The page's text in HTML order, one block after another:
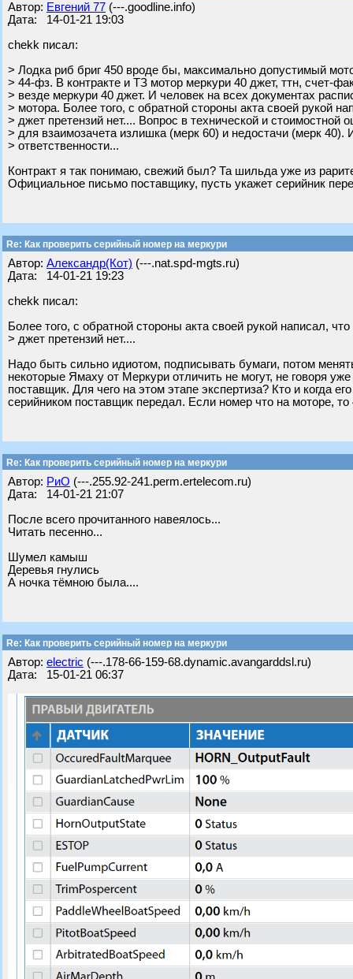
Автор: Евгений 77 (---.goodline.info)
Дата: 14-01-21 19:03
chekk писал:
> Лодка риб бриг 450 вроде бы, максимально допустимый
> 44-фз. В контракте и ТЗ мотор меркури 40 джет, ттн, счет-
> везде меркури 40 джет. И человек на всех документах
> мотора. Более того, с обратной стороны акта своей рукой
> джет претензий нет.... Вопрос в технической и стоимостной
> для взаимозачета излишка (мерк 60) и недостачи (мерк 40).
> ответственности...
Контракт я так понимаю, свежий был? Та шильда уже из
Официальное письмо поставщику, пусть укажет серийник
Re: Как проверить серийный номер на меркури
Автор: Александр(Кот) (---.nat.spd-mgts.ru)
Дата: 14-01-21 19:23
chekk писал:
Более того, с обратной стороны акта своей рукой написал,
> джет претензий нет....
Надо быть сильно идиотом, подписывать бумаги, потом
некоторые Ямаху от Меркури отличить не могут, не говоря
поставщик. Для чего на этом этапе экспертиза? Кто и когда
серийником поставщик передал. Если номер что на моторе,
Re: Как проверить серийный номер на меркури
Автор: РиО (---.255.92-241.perm.ertelecom.ru)
Дата: 14-01-21 21:07
После всего прочитанного навеялось...
Читать песенно...
Шумел камыш
Деревья гнулись
А ночка тёмною была....
Re: Как проверить серийный номер на меркури
Автор: electric (---.178-66-159-68.dynamic.avangarddsl.ru)
Дата: 15-01-21 06:37